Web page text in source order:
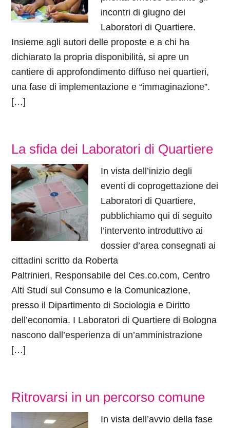
incontri di giugno dei
Laboratori di Quartiere.
Insieme agli autori delle proposte e a chi ha
dichiarato la propria disponibilità, si apre un
cantiere di approfondimento diffuso nei quartieri,
una fase di implementazione e “immaginazione”.
[…]
La sfida dei Laboratori di Quartiere
In vista dell’inizio degli
eventi di coprogettazione dei
Laboratori di Quartiere,
pubblichiamo qui di seguito
l’intervento introduttivo ai
dossier d’area consegnati ai
cittadini scritto da Roberta
Paltrinieri, Responsabile del Ces.co.com, Centro
Alti Studi sul Consumo e la Comunicazione,
presso il Dipartimento di Sociologia e Diritto
dell’economia. I Laboratori di Quartiere di Bologna
nascono dall’esperienza di un’amministrazione
[…]
Ritrovarsi in un percorso comune
In vista dell’avvio della fase